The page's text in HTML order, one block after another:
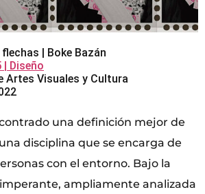
| Boke Bazán
| Diseño
Artes Visuales y Cultura
una definición mejor de
disciplina que se encarga de
con el entorno. Bajo la
ampliamente analizada